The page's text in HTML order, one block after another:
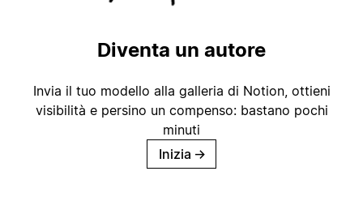
Diventa un autore
Invia il tuo modello alla galleria di Notion, ottieni
visibilità e persino un compenso: bastano pochi
minuti
Inizia →